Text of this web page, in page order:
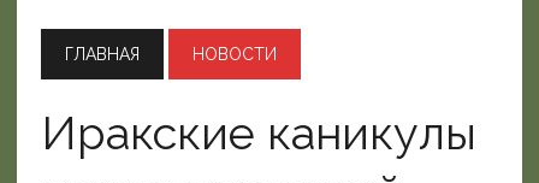
ГЛАВНАЯ НОВОСТИ
Иракские каникулы